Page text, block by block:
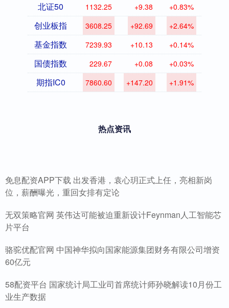
北证50 1132.25 +9.38 +0.83%
创业板指 3608.25 +92.69 +2.64%
基金指数 7239.93 +10.13 +0.14%
国债指数 229.67 +0.08 +0.03%
期指IC0 7860.60 +147.20 +1.91%
热点资讯
免息配资APP下载 出发香港，袁心玥正式上任，亮相新岗
位，薪酬曝光，重回女排有定论
无双策略官网 英伟达可能被迫重新设计Feynman人工智能芯
片平台
骆驼优配官网 中国神华拟向国家能源集团财务有限公司增资
60亿元
58配资平台 国家统计局工业司首席统计师孙晓解读10月份工
业生产数据